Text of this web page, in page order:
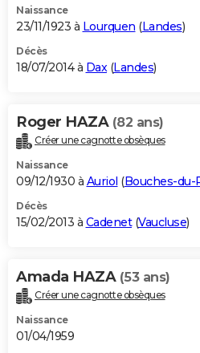
Naissance
23/11/1923 à Lourquen (Landes)
Décès
18/07/2014 à Dax(Landes)
Roger HAZA (82 ans)
Créer une cagnotte obsèques
Naissance
09/12/1930 à Auriol (Bouches-du-
Décès
15/02/2013 à Cadenet(Vaucluse)
Amada HAZA (53 ans)
Créer une cagnotte obsèques
Naissance
01/04/1959